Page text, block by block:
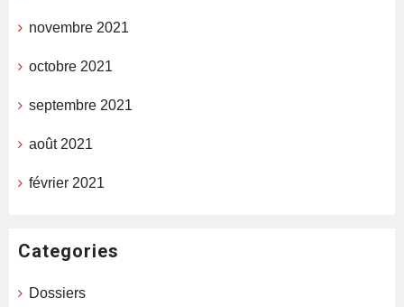
novembre 2021
octobre 2021
septembre 2021
août 2021
février 2021
Categories
Dossiers